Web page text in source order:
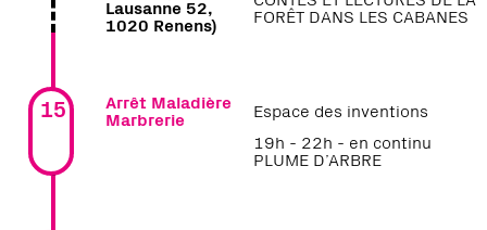
Lausanne 52,
1020 Renens) FORÊT DANS LES CABANES
15 Arrêt Maladière
Marbrerie
Espace des inventions
19h - 22h - en continu
PLUME D’ARBRE